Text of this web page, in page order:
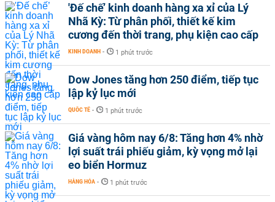
'Đế chế’ kinh doanh hàng xa xỉ của Lý
Nhã Kỳ: Từ phân phối, thiết kế kim
cương đến thời trang, phụ kiện cao cấp
KINH DOANH - 1 phút trước
Dow Jones tăng hơn 250 điểm, tiếp tục
lập kỷ lục mới
QUỐC TẾ - 1 phút trước
Giá vàng hôm nay 6/8: Tăng hơn 4% nhờ
lợi suất trái phiếu giảm, kỳ vọng mở lại
eo biển Hormuz
HÀNG HÓA - 1 phút trước